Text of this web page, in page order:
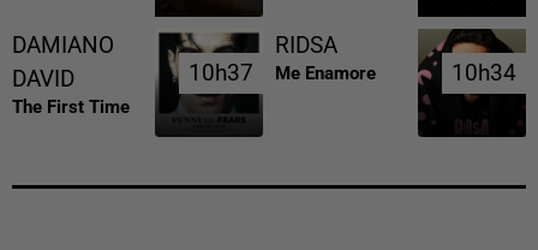
DAMIANO
DAVID
The First Time
10h37
10h37
RIDSA
Me Enamore 10h34
10h34